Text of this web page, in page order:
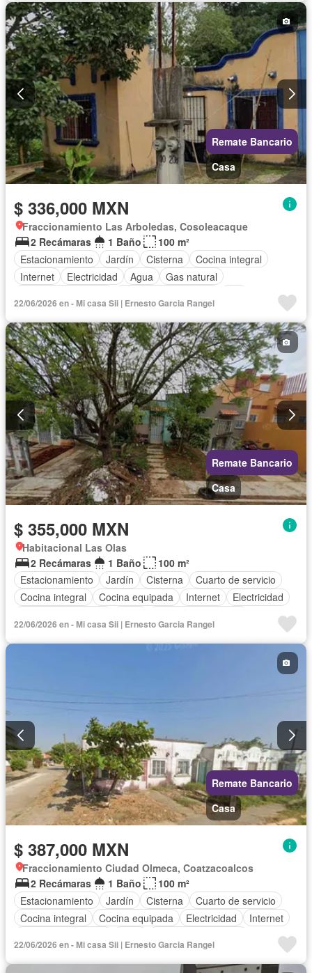
Parcialmente amueblado
Remate Bancario
Casa
$ 336,000 MXN
Fraccionamiento Las Arboledas, Cosoleacaque
2 Recámaras
1 Baño
100 m²
Estacionamiento
Jardín Cisterna
Cocina integral
Internet
Electricidad Agua
Gas natural
Permite mascotas
Permite niños
Parcialmente amueblado
22/06/2026 en - Mi casa Sii | Ernesto Garcia Rangel
Remate Bancario
Casa
$ 355,000 MXN
Habitacional Las Olas
2 Recámaras
1 Baño
100 m²
Estacionamiento
Jardín Cisterna
Cuarto de servicio
Cocina integral
Cocina equipada Internet
Electricidad
Gas natural
Recámara con closet
Wifi
22/06/2026 en - Mi casa Sii | Ernesto Garcia Rangel
Remate Bancario
Casa
$ 387,000 MXN
Fraccionamiento Ciudad Olmeca, Coatzacoalcos
2 Recámaras
1 Baño
100 m²
Estacionamiento
Jardín Cisterna
Cuarto de servicio
Cocina integral
Cocina equipada Electricidad
Internet
Gas natural
Recámara con closet
Wifi
Sin amueblar
22/06/2026 en - Mi casa Sii | Ernesto Garcia Rangel